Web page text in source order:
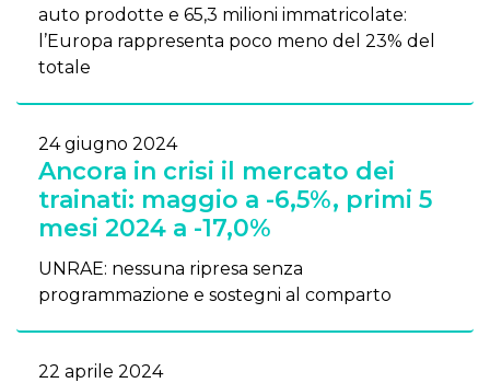
auto prodotte e 65,3 milioni immatricolate:
l’Europa rappresenta poco meno del 23% del
totale
24 giugno 2024
Ancora in crisi il mercato dei
trainati: maggio a -6,5%, primi 5
mesi 2024 a -17,0%
UNRAE: nessuna ripresa senza
programmazione e sostegni al comparto
22 aprile 2024